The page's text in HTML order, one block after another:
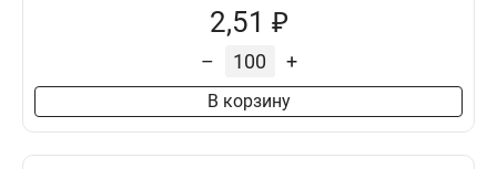
2,51 ₽
– +
В корзину